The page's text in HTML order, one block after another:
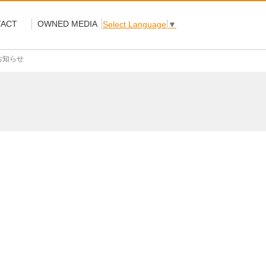
OWNED MEDIA Select Language ▼
知らせ